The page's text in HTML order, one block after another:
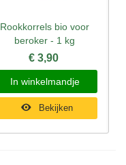
Rookkorrels bio voor
beroker - 1 kg
€ 3,90
In winkelmandje
Bekijken